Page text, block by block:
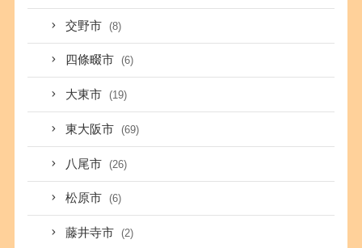
交野市 (8)
四條畷市 (6)
大東市 (19)
東大阪市 (69)
八尾市 (26)
松原市 (6)
藤井寺市 (2)